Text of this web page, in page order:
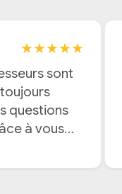
★★★★★
sont
questions
à vous